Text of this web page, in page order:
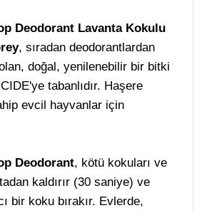
Deodorant Lavanta Kokulu
, sıradan deodorantlardan
doğal, yenilenebilir bir bitki
tabanlıdır. Haşere
evcil hayvanlar için
Deodorant, kötü kokuları ve
kaldırır (30 saniye) ve
bir koku bırakır. Evlerde,